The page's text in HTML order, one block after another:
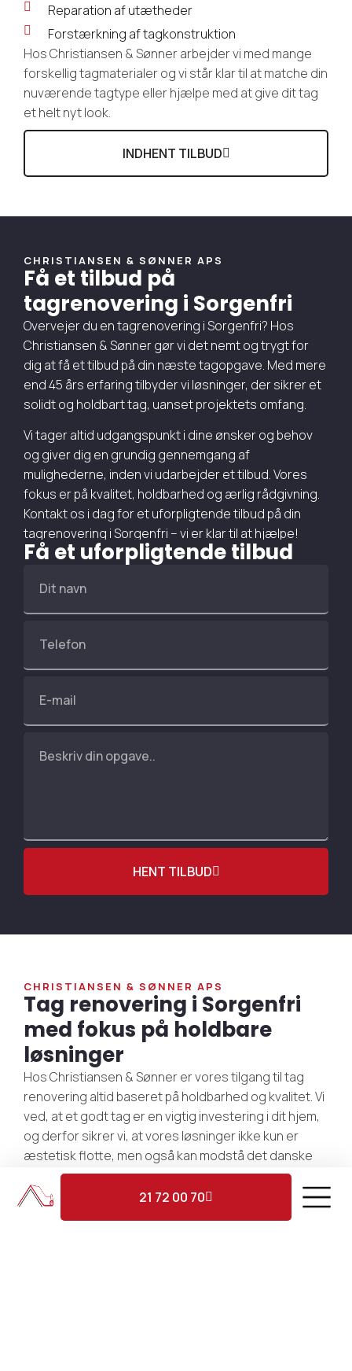
21 72 00 70
Reparation af utætheder
Forstærkning af tagkonstruktion
Hos Christiansen & Sønner arbejder vi med mange
forskellig tagmaterialer og vi står klar til at matche din
nuværende tagtype eller hjælpe med at give dit tag
et helt nyt look.
INDHENT TILBUD
CHRISTIANSEN & SØNNER APS
Få et tilbud på
tagrenovering i Sorgenfri
Overvejer du en tagrenovering i Sorgenfri? Hos
Christiansen & Sønner gør vi det nemt og trygt for
dig at få et tilbud på din næste tagopgave. Med mere
end 45 års erfaring tilbyder vi løsninger, der sikrer et
solidt og holdbart tag, uanset projektets omfang.
Vi tager altid udgangspunkt i dine ønsker og behov
og giver dig en grundig gennemgang af
mulighederne, inden vi udarbejder et tilbud. Vores
fokus er på kvalitet, holdbarhed og ærlig rådgivning.
Kontakt os i dag for et uforpligtende tilbud på din
tagrenovering i Sorgenfri – vi er klar til at hjælpe!
Få et uforpligtende tilbud
HENT TILBUD
CHRISTIANSEN & SØNNER APS
Tag renovering i Sorgenfri
med fokus på holdbare
løsninger
Hos Christiansen & Sønner er vores tilgang til tag
renovering altid baseret på holdbarhed og kvalitet. Vi
ved, at et godt tag er en vigtig investering i dit hjem,
og derfor sikrer vi, at vores løsninger ikke kun er
æstetisk flotte, men også kan modstå det danske
Vores mange års erfaring inden for tag renovering i
Sorgenfri gør os i stand til at rådgive dig om den